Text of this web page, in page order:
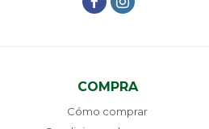
COMPRA
Cómo comprar